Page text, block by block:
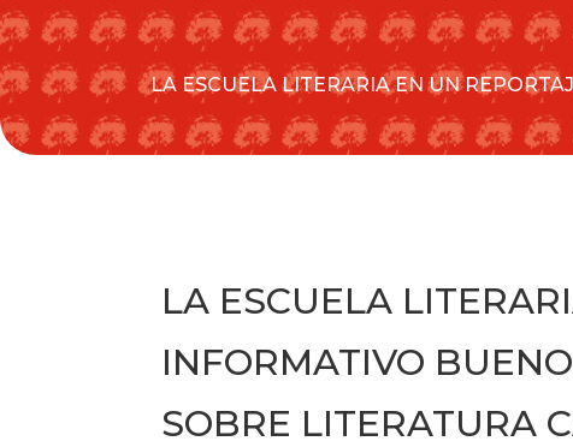
LA ESCUELA LITERARIA EN UN
LA ESCUELA
INFORMATIVO
SOBRE LITERATURA